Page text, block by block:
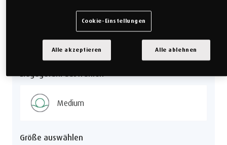
Matratzenhöhe auswählen
Form Plus
Medium
Größe auswählen
Cookie-Einstellungen
Alle ablehnen
Alle akzeptieren